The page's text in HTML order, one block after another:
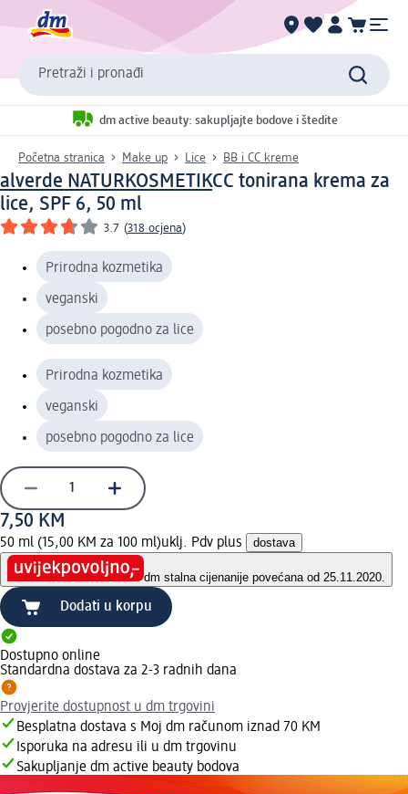
Pretraži i pronađi
dm active beauty: sakupljajte bodove i štedite
Početna stranica Make up Lice BB i CC kreme
alverde NATURKOSMETIKCC tonirana krema za
lice, SPF 6, 50 ml
3.7 (318 ocjena)
Prirodna kozmetika
veganski
posebno pogodno za lice
Prirodna kozmetika
veganski
posebno pogodno za lice
7,50 KM
50 ml (15,00 KM za 100 ml)uklj. Pdv plus dostava
dm stalna cijenanije povećana od 25.11.2020.
Dodati u korpu
Dostupno online
Standardna dostava za 2-3 radnih dana
Provjerite dostupnost u dm trgovini
Besplatna dostava s Moj dm računom iznad 70 KM
Isporuka na adresu ili u dm trgovinu
Sakupljanje dm active beauty bodova